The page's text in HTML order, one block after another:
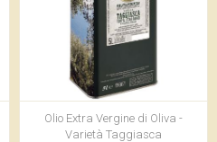
Olio Extra Vergine di Oliva -
Varietà Taggiasca